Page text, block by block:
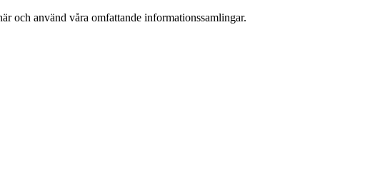
och använd våra omfattande informationssamlingar.